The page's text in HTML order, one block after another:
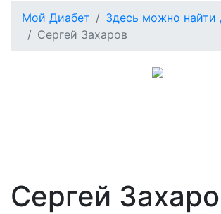
Мой Диабет
Здесь можно найти
Сергей Захаров
Сергей